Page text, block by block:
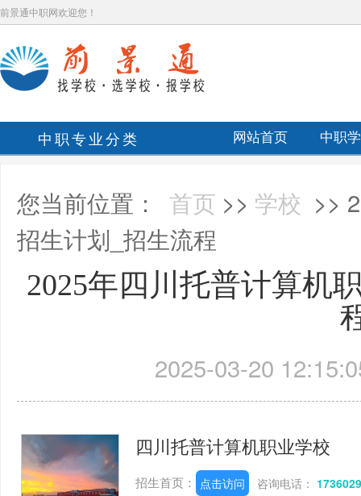
前景通中职网欢迎您！
中职专业分类 网站首页 中职
您当前位置： 首页 >> 学校 >>
招生计划_招生流程
2025年四川托普计算机
2025-03-20
四川托普计算机职业学校
招生首页： 点击访问 咨询电话：